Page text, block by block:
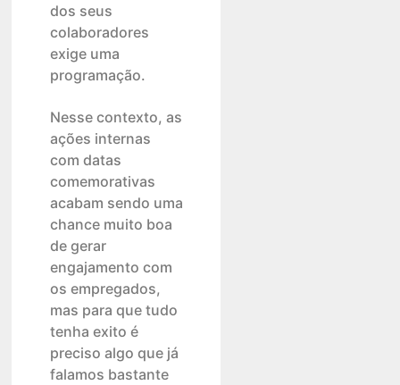
dos seus
colaboradores
exige uma
programação.
Nesse contexto, as
ações internas
com datas
comemorativas
acabam sendo uma
chance muito boa
de gerar
engajamento com
os empregados,
mas para que tudo
tenha exito é
preciso algo que já
falamos bastante